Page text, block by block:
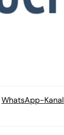
WhatsApp-Kanal